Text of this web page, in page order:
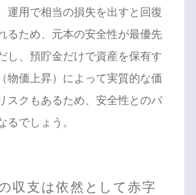
運用で相当の損失を出すと回復
るため、元本の安全性が最優先
し、預貯金だけで資産を保有す
物価上昇）によって実質的な価
スクもあるため、安全性とのバ
るでしょう。
収支は依然として赤字